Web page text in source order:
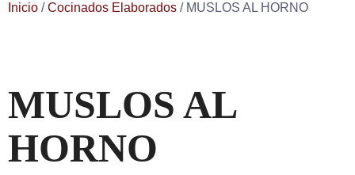
Inicio /Cocinados Elaborados / MUSLOS AL HORNO
MUSLOS AL
HORNO